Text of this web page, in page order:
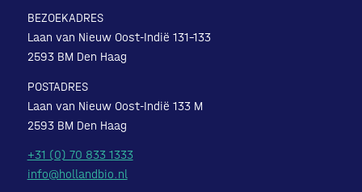
BEZOEKADRES
Laan van Nieuw Oost-Indië 131-133
2593 BM Den Haag
POSTADRES
Laan van Nieuw Oost-Indië 133 M
2593 BM Den Haag
+31 (0) 70 833 1333
info@hollandbio.nl